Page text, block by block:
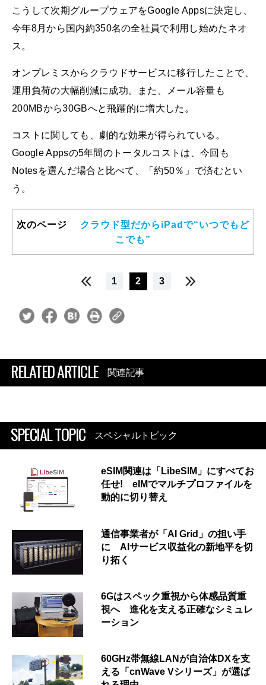
こうして次期グループウェアをGoogle Appsに決定し、
今年8月から国内約350名の全社員で利用し始めたネオ
ス。
オンプレミスからクラウドサービスに移行したことで、
運用負荷の大幅削減に成功。また、メール容量も
200MBから30GBへと飛躍的に増大した。
コストに関しても、劇的な効果が得られている。
Google Appsの5年間のトータルコストは、今回も
Notesを選んだ場合と比べて、「約50％」で済むとい
う。
次のページ
クラウド型だからiPadで“いつでもど
こでも”
1 2 3
RELATED ARTICLE 関連記事
SPECIAL TOPIC スペシャルトピック
eSIM関連は「LibeSIM」にすべてお
任せ! eIMでマルチプロファイルを
動的に切り替え
通信事業者が「AI Grid」の担い手
に AIサービス収益化の新地平を切
り拓く
6Gはスペック重視から体感品質重
視へ 進化を支える正確なシミュレ
ーション
60GHz帯無線LANが自治体DXを支
える「cnWave Vシリーズ」が選ば